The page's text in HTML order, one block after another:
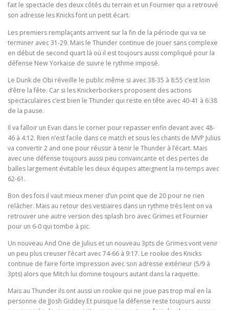
fait le spectacle des deux côtés du terrain et un Fournier qui a retrouvé
son adresse les Knicks font un petit écart.
Les premiers remplaçants arrivent sur la fin de la période qui va se
terminer avec 31-29. Mais le Thunder continue de jouer sans complexe
en début de second quart là où il est toujours aussi compliqué pour la
défense New Yorkaise de suivre le rythme imposé.
Le Dunk de Obi réveille le public même si avec 38-35 à 8:55 c’est loin
d’être la fête. Car si les Knickerbockers proposent des actions
spectaculaires c’est bien le Thunder qui reste en tête avec 40-41 à 6:38
de la pause.
Il va falloir un Evan dans le corner pour repasser enfin devant avec 48-
46 à 4:12. Rien n’est facile dans ce match et sous les chants de MVP Julius
va convertir 2 and one pour réussir à tenir le Thunder à l’écart. Mais
avec une défense toujours aussi peu convaincante et des pertes de
balles largement évitable les deux équipes atteignent la mi-temps avec
62-61.
Bon des fois il vaut mieux mener d’un point que de 20 pour ne rien
relâcher. Mais au retour des vestiaires dans un rythme très lent on va
retrouver une autre version des splash bro avec Grimes et Fournier
pour un 6-0 qui tombe à pic.
Un nouveau And One de Julius et un nouveau 3pts de Grimes vont venir
un peu plus creuser l’écart avec 74-66 à 9:17. Le rookie des Knicks
continue de faire forte impression avec son adresse extérieur (5/9 à
3pts) alors que Mitch lui domine toujours autant dans la raquette.
Mais au Thunder ils ont aussi un rookie qui ne joue pas trop mal en la
personne de JJosh Giddey Et puisque la défense reste toujours aussi